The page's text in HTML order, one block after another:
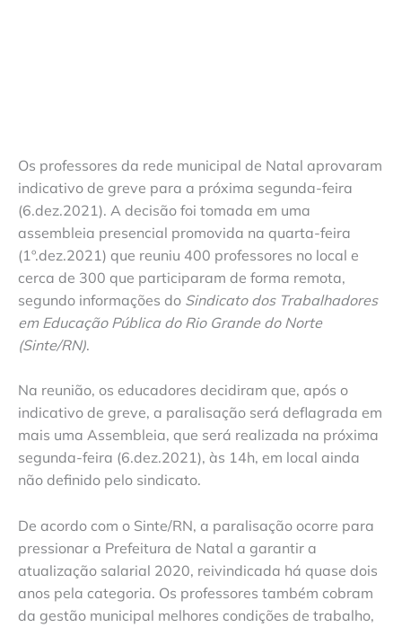
Os professores da rede municipal de Natal aprovaram
indicativo de greve para a próxima segunda-feira
(6.dez.2021). A decisão foi tomada em uma
assembleia presencial promovida na quarta-feira
(1º.dez.2021) que reuniu 400 professores no local e
cerca de 300 que participaram de forma remota,
segundo informações do Sindicato dos Trabalhadores
em Educação Pública do Rio Grande do Norte
(Sinte/RN).
Na reunião, os educadores decidiram que, após o
indicativo de greve, a paralisação será deflagrada em
mais uma Assembleia, que será realizada na próxima
segunda-feira (6.dez.2021), às 14h, em local ainda
não definido pelo sindicato.
De acordo com o Sinte/RN, a paralisação ocorre para
pressionar a Prefeitura de Natal a garantir a
atualização salarial 2020, reivindicada há quase dois
anos pela categoria. Os professores também cobram
da gestão municipal melhores condições de trabalho,